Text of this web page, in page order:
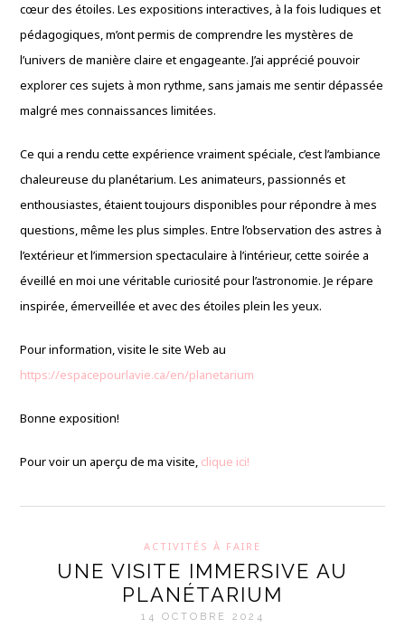
cœur des étoiles. Les expositions interactives, à la fois ludiques et
pédagogiques, m’ont permis de comprendre les mystères de
l’univers de manière claire et engageante. J’ai apprécié pouvoir
explorer ces sujets à mon rythme, sans jamais me sentir dépassée
malgré mes connaissances limitées.
Ce qui a rendu cette expérience vraiment spéciale, c’est l’ambiance
chaleureuse du planétarium. Les animateurs, passionnés et
enthousiastes, étaient toujours disponibles pour répondre à mes
questions, même les plus simples. Entre l’observation des astres à
l’extérieur et l’immersion spectaculaire à l’intérieur, cette soirée a
éveillé en moi une véritable curiosité pour l’astronomie. Je répare
inspirée, émerveillée et avec des étoiles plein les yeux.
Pour information, visite le site Web au
https://espacepourlavie.ca/en/planetarium
Bonne exposition!
Pour voir un aperçu de ma visite, clique ici!
ACTIVITÉS À FAIRE
UNE VISITE IMMERSIVE AU
PLANÉTARIUM
14 OCTOBRE 2024